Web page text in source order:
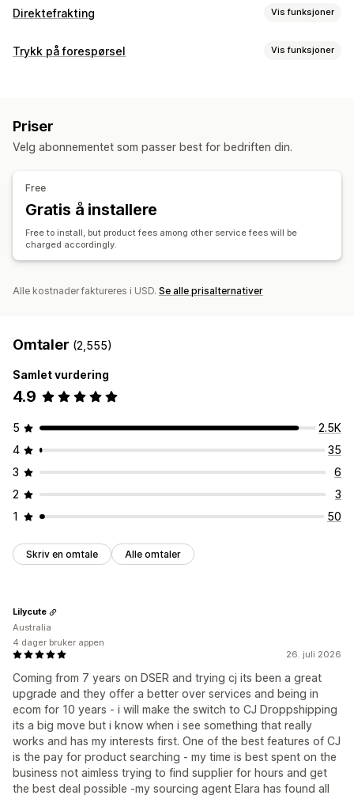
Direktefrakting Vis funksjoner
Produkter du kan selge
Møbler
Kina
Trykk på forespørsel Vis funksjoner
Mockup-generator
Tilpassede maler
Tepper
Feriegaver Kjæledyrprodukter
Fraktvalg
Global distribusjon Sanntidsoppdateringer
Priser
Velg abonnementet som passer best for bedriften din.
Free
Gratis å installere
Free to install, but product fees among other service fees will be
charged accordingly.
Alle kostnader faktureres i USD. Se alle prisalternativer
Omtaler (2,555)
Samlet vurdering
4.9
5
2.5K
4
35
3
6
2
3
1
50
Skriv en omtale Alle omtaler
26. juli 2026
Coming from 7 years on DSER and trying cj its been a great
upgrade and they offer a better over services and being in
ecom for 10 years - i will make the switch to CJ Droppshipping
its a big move but i know when i see something that really
works and has my interests first. One of the best features of CJ
is the pay for product searching - my time is best spent on the
business not aimless trying to find supplier for hours and get
the best deal possible -my sourcing agent Elara has found all
Lilycute
Australia
4 dager bruker appen